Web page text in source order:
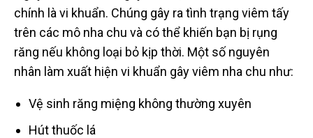
chính là vi khuẩn. Chúng gây ra tình trạng viêm tấy
trên các mô nha chu và có thể khiến bạn bị rụng
răng nếu không loại bỏ kịp thời. Một số nguyên
nhân làm xuất hiện vi khuẩn gây viêm nha chu như:
Vệ sinh răng miệng không thường xuyên
Hút thuốc lá